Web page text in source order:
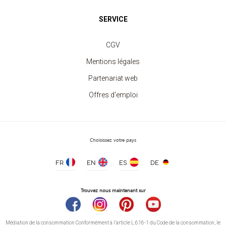
SERVICE
CGV
Mentions légales
Partenariat web
Offres d'emploi
Choisissez votre pays
FR EN ES DE
Trouvez nous maintenant sur
Médiation de la consommation Conformément à l’article L.616-1 du Code de la consommation, le